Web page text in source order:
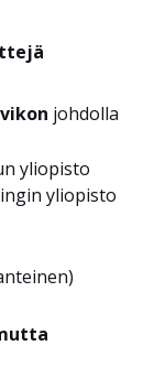
johdolla
yliopisto
yliopisto